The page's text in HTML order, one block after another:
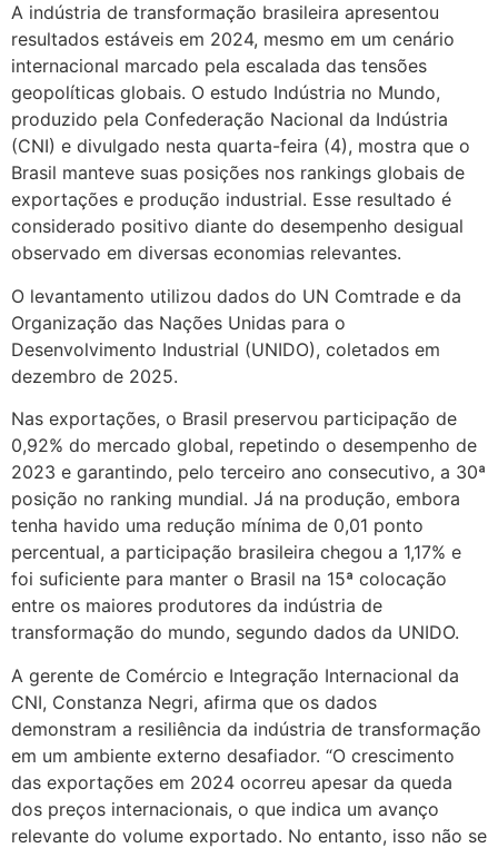
A indústria de transformação brasileira apresentou
resultados estáveis em 2024, mesmo em um cenário
internacional marcado pela escalada das tensões
geopolíticas globais. O estudo Indústria no Mundo,
produzido pela Confederação Nacional da Indústria
(CNI) e divulgado nesta quarta-feira (4), mostra que o
Brasil manteve suas posições nos rankings globais de
exportações e produção industrial. Esse resultado é
considerado positivo diante do desempenho desigual
observado em diversas economias relevantes.
O levantamento utilizou dados do UN Comtrade e da
Organização das Nações Unidas para o
Desenvolvimento Industrial (UNIDO), coletados em
dezembro de 2025.
Nas exportações, o Brasil preservou participação de
0,92% do mercado global, repetindo o desempenho de
2023 e garantindo, pelo terceiro ano consecutivo, a 30ª
posição no ranking mundial. Já na produção, embora
tenha havido uma redução mínima de 0,01 ponto
percentual, a participação brasileira chegou a 1,17% e
foi suficiente para manter o Brasil na 15ª colocação
entre os maiores produtores da indústria de
transformação do mundo, segundo dados da UNIDO.
A gerente de Comércio e Integração Internacional da
CNI, Constanza Negri, afirma que os dados
demonstram a resiliência da indústria de transformação
em um ambiente externo desafiador. “O crescimento
das exportações em 2024 ocorreu apesar da queda
dos preços internacionais, o que indica um avanço
relevante do volume exportado. No entanto, isso não se